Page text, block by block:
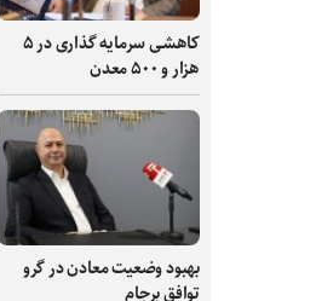
کاهشی سرمایه گذاری در ۵
هزار و ۵۰۰ معدن
بهبود وضعیت معادن در گرو
توافق برجام